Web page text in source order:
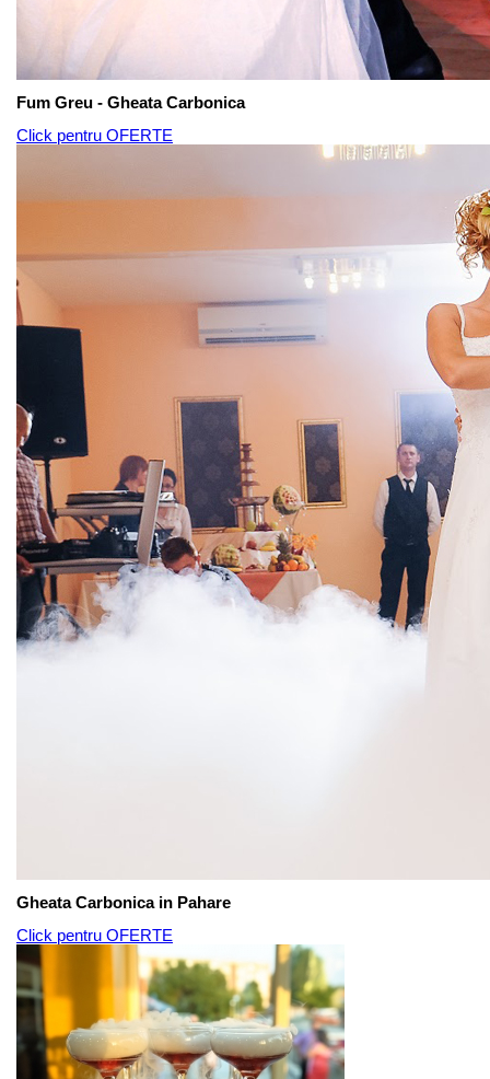
Fum Greu - Gheata Carbonica
Click pentru OFERTE
Gheata Carbonica in Pahare
Click pentru OFERTE